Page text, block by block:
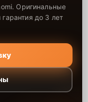
Оригинальные
до 3 лет